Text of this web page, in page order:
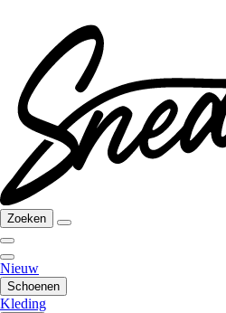
Zoeken
Nieuw
Schoenen
Kleding